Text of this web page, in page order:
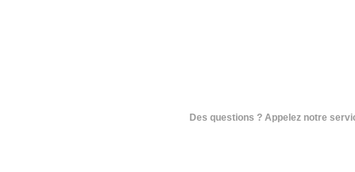
Des questions ? Appelez notre